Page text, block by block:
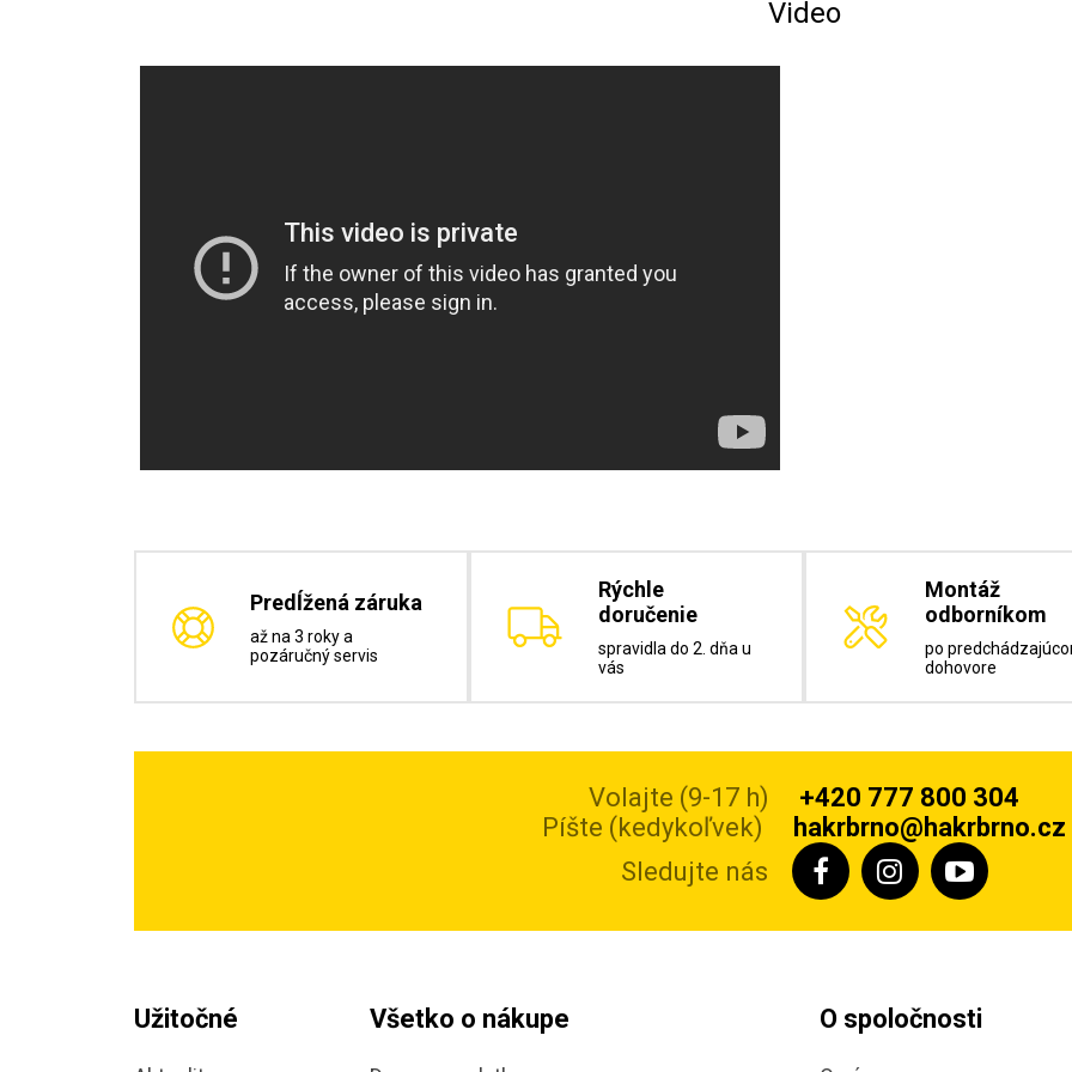
Video
Predĺžená záruka
až na 3 roky a
pozáručný servis
Rýchle
doručenie
spravidla do 2. dňa u
vás
Montáž
odborníkom
po
dohovore
Volajte (9-17 h)
+420 777 800 304
Píšte (kedykoľvek)
hakrbrno@hakrbrno.cz
Sledujte nás
Užitočné Všetko o nákupe O spoločnosti